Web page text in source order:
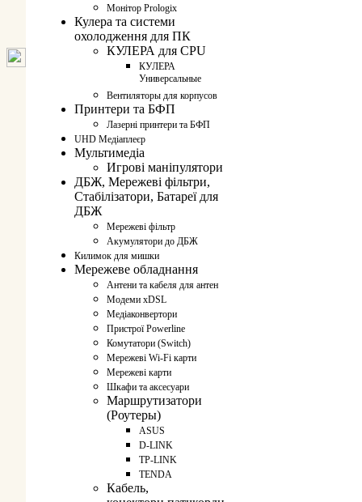
Монітор Prologix
Кулера та системи
охолодження для ПК
КУЛЕРА для CPU
КУЛЕРА
Универсальные
Вентиляторы для корпусов
Принтери та БФП
Лазерні принтери та БФП
UHD Медіаплеєр
Мультимедіа
Игрові маніпулятори
ДБЖ, Мережеві фільтри,
Стабілізатори, Батареї для
ДБЖ
Мережеві фільтр
Акумулятори до ДБЖ
Килимок для мишки
Мережеве обладнання
Антени та кабеля для антен
Модеми хDSL
Медіаконвертори
Пристрої Powerline
Комутатори (Switch)
Мережеві Wi-Fi карти
Мережеві карти
Шкафи та аксесуари
Маршрутизатори
(Роутеры)
ASUS
D-LINK
TP-LINK
TENDA
Кабель,